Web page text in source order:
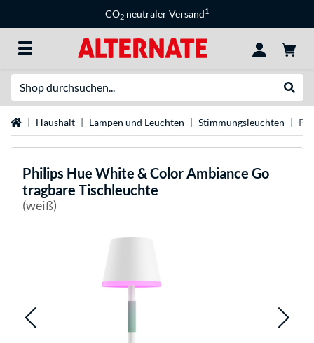
CO2 neutraler Versand1
StartseiteHaushalt Lampen und Leuchten Stimmungsleuchten
Philips Hue White & Color Ambiance Go
tragbare Tischleuchte
(weiß)